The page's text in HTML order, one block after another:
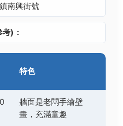
南興街號
)：
特色
牆面是老闆手繪壁
畫，充滿童趣